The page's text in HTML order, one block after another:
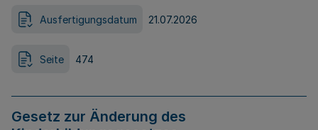
Ausfertigungsdatum 21.07.2026
Seite 474
Gesetz zur Änderung des